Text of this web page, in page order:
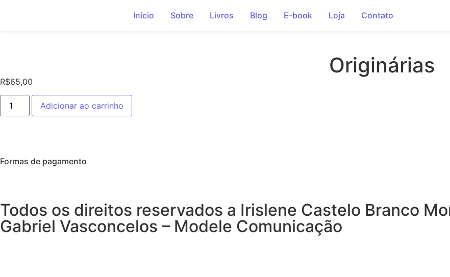
Início Sobre Livros Blog E-book Loja Contato
Originárias
R$65,00
Adicionar ao carrinho
Formas de pagamento
Todos os direitos reservados a Irislene Castelo Branco
Gabriel Vasconcelos – Modele Comunicação